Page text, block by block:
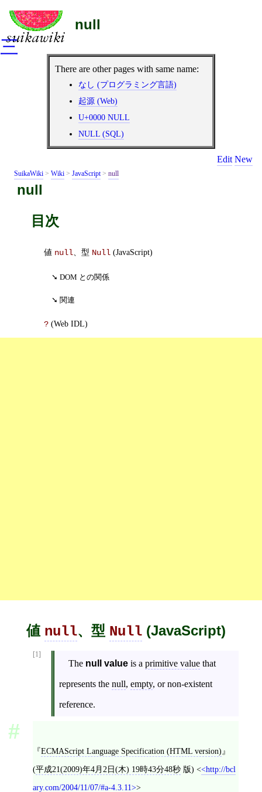
null
There are other pages with same name:
なし (プログラミング言語)
起源 (Web)
U+0000 NULL
NULL (SQL)
Edit New
SuikaWiki > Wiki > JavaScript> null
null
目次
値 null 、型 Null (JavaScript)
DOM との関係
関連
?(Web IDL)
値 null、型 Null(JavaScript)
[1]
The null valueis a primitive valuethat
represents the null, empty, or non-existent
reference.
ECMAScript Language Specification (HTML version)
(平成21(2009)年4月2日(木) 19時43分48秒 版) < http://bcl
ary.com/2004/11/07/#a-4.3.11
>
三